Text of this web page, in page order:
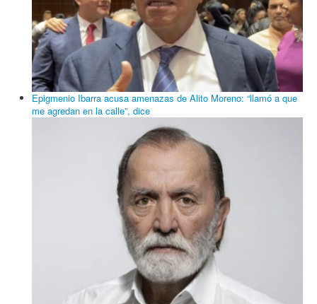
Epigmenio Ibarra acusa amenazas de Alito Moreno: “llamó a que
me agredan en la calle”, dice